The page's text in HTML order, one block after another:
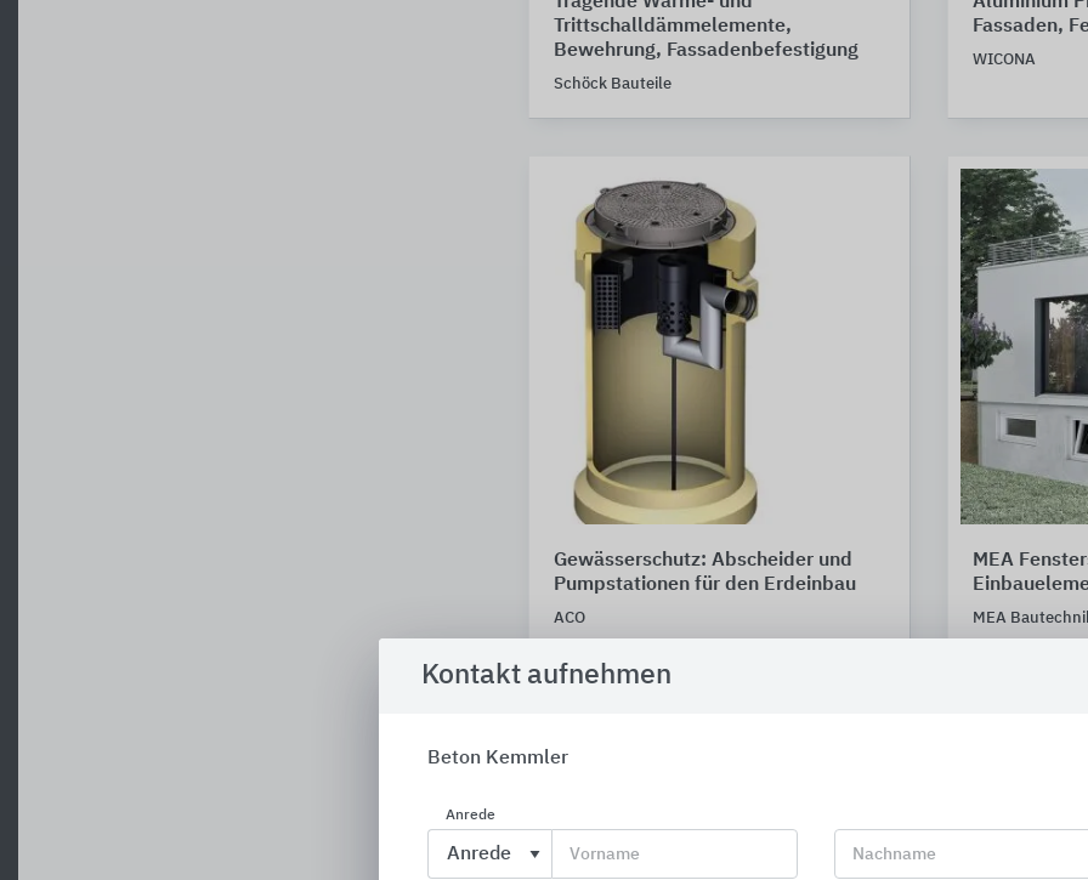
Trittschalldämmelemente,
Bewehrung, Fassadenbefestigung
Schöck Bauteile
Fassaden,
WICONA
Gewässerschutz: Abscheider und
Pumpstationen für den Erdeinbau
ACO
MEA
MEA
Kontakt aufnehmen
Beton Kemmler
Anrede
Vorname Nachname